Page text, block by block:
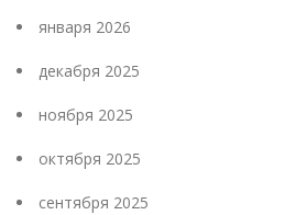
января 2026
декабря 2025
ноября 2025
октября 2025
сентября 2025